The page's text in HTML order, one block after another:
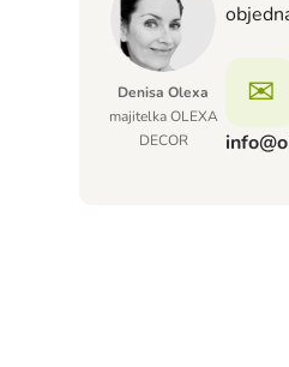
Denisa Olexa
majitelka OLEXA
DECOR
✉